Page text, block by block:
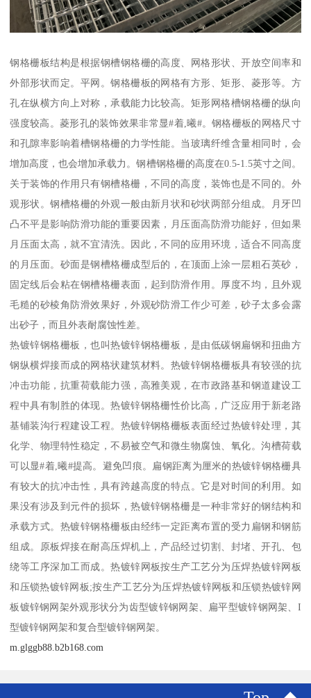
钢格栅板结构是根据钢槽钢格栅的高度、网格形状、开放空间率和
外部形状而定。平网。钢格栅板的网格有方形、矩形、菱形等。方
孔在纵横方向上对称，承载能力比较高。矩形网格槽钢格栅的纵向
强度较高。菱形孔的装饰效果非常显#着,曦#。钢格栅板的网格尺寸
和孔隙率影响着槽钢格栅的力学性能。当玻璃纤维含量相同时，会
增加高度，也会增加承载力。钢槽钢格栅的高度在0.5-1.5英寸之间。
关于装饰的作用只有钢槽格栅，不同的高度，装饰也是不同的。外
观形状。钢槽格栅的外观一般由新月状和砂状两部分组成。月牙凹
凸不平是影响防滑功能的重要因素，月压面高防滑功能好，但如果
月压面太高，就不宜清洗。因此，不同的应用环境，适合不同高度
的月压面。砂面是钢槽格栅成型后的，在顶面上涂一层粗石英砂，
固定线后会粘在钢槽格栅表面，起到防滑作用。厚度不均，且外观
毛糙的砂棱角防滑效果好，外观砂防滑工作少可差，砂子太多会露
出砂子，而且外表耐腐蚀性差。
热镀锌钢格栅板，也叫热镀锌钢格栅板，是由低碳钢扁钢和扭曲方
钢纵横焊接而成的网格状建筑材料。热镀锌钢格栅板具有较强的抗
冲击功能，抗重荷载能力强，高雅美观，在市政路基和钢道建设工
程中具有制胜的体现。热镀锌钢格栅性价比高，广泛应用于新老路
基铺装沟行程建设工程。热镀锌钢格栅板表面经过热镀锌处理，其
化学、物理特性稳定，不易被空气和微生物腐蚀、氧化。沟槽荷载
可以显#着,曦#提高。避免凹痕。扁钢距离为厘米的热镀锌钢格栅具
有较大的抗冲击性，具有跨越高度的特点。它是对时间的利用。如
果没有涉及到元件的损坏，热镀锌钢格栅是一种非常好的钢结构和
承载方式。热镀锌钢格栅板由经纬一定距离布置的受力扁钢和钢筋
组成。原板焊接在耐高压焊机上，产品经过切割、封堵、开孔、包
绕等工序深加工而成。热镀锌网板按生产工艺分为压焊热镀锌网板
和压锁热镀锌网板;按生产工艺分为压焊热镀锌网板和压锁热镀锌网
板镀锌钢网架外观形状分为齿型镀锌钢网架、扁平型镀锌钢网架、I
型镀锌钢网架和复合型镀锌钢网架。
m.glggb88.b2b168.com